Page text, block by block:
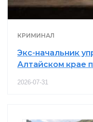
КРИМИНАЛ
Экс-начальник
Алтайском крае
2026-07-31